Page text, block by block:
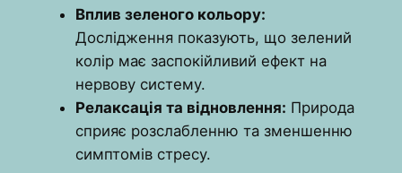
Вплив зеленого кольору:
Дослідження показують, що зелений
колір має заспокійливий ефект на
нервову систему.
Релаксація та відновлення: Природа
сприяє розслабленню та зменшенню
симптомів стресу.